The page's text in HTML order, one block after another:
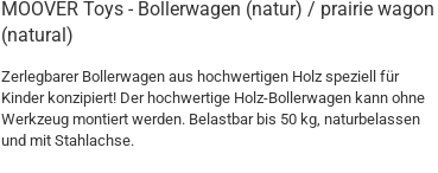
MOOVER Toys - Bollerwagen (natur) / prairie wagon
(natural)
Zerlegbarer Bollerwagen aus hochwertigen Holz speziell für
Kinder konzipiert! Der hochwertige Holz-Bollerwagen kann ohne
Werkzeug montiert werden. Belastbar bis 50 kg, naturbelassen
und mit Stahlachse.